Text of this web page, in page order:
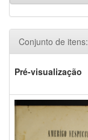
Conjunto de itens:
Pré-visualização